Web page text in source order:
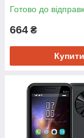
Готово до
664 ₴
Купити